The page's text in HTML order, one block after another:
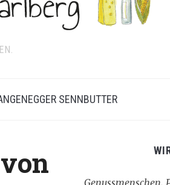
SENNBUTTER
Genussmenschen.